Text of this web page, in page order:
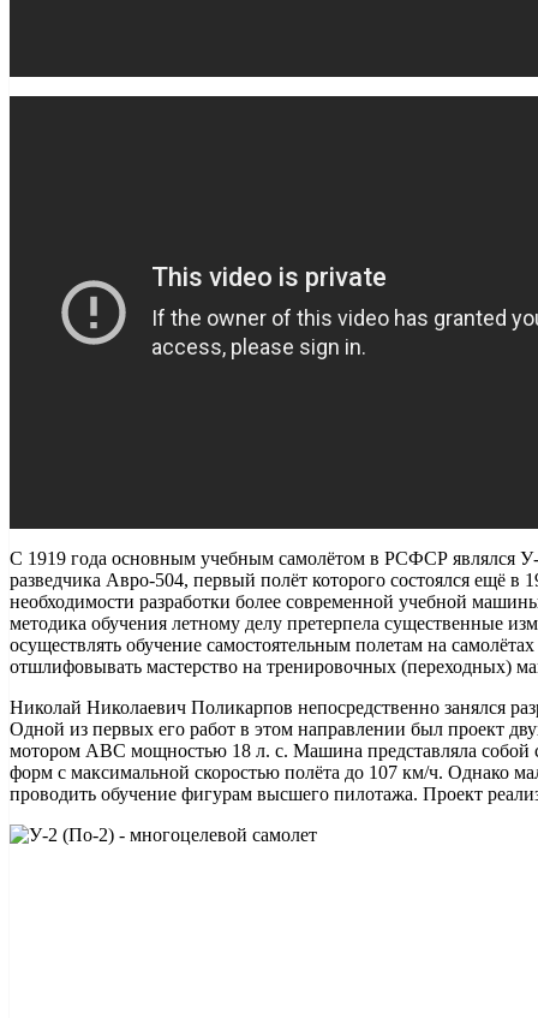
С 1919 года основным учебным самолётом в РСФСР являлся У-
разведчика Авро-504, первый полёт которого состоялся ещё в
необходимости разработки более современной учебной
методика обучения летному делу претерпела существенные
осуществлять обучение самостоятельным полетам на
отшлифовывать мастерство на тренировочных (переходных)
Николай Николаевич Поликарпов непосредственно занялся
Одной из первых его работ в этом направлении был проект
мотором ABC мощностью 18 л. с. Машина представляла
форм с максимальной скоростью полёта до 107 км/ч. Однако
проводить обучение фигурам высшего пилотажа. Проект